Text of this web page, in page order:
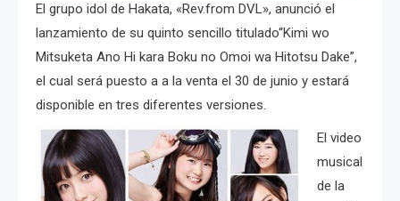
El grupo idol de Hakata, «Rev.from DVL», anunció el
lanzamiento de su quinto sencillo titulado“Kimi wo
Mitsuketa Ano Hi kara Boku no Omoi wa Hitotsu Dake”,
el cual será puesto a a la venta el 30 de junio y estará
disponible en tres diferentes versiones.
El video
musical
de la